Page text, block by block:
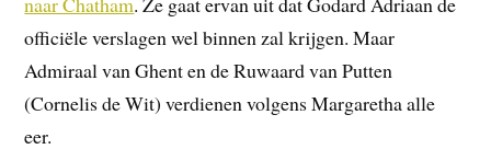
officiële verslagen wel binnen zal krijgen. Maar
Admiraal van Ghent en de Ruwaard van Putten
(Cornelis de Wit) verdienen volgens Margaretha alle
eer.